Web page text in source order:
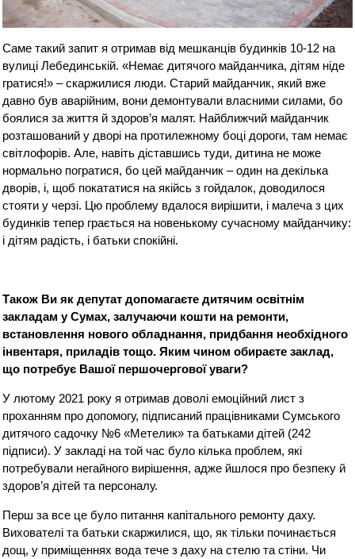
Саме такий запит я отримав від мешканців будинків 10-12 на
вулиці Лебединській. «Немає дитячого майданчика, дітям ніде
гратися!» – скаржилися люди. Старий майданчик, який вже
давно був аварійним, вони демонтували власними силами, бо
боялися за життя й здоров’я малят. Найближчий майданчик
розташований у дворі на протилежному боці дороги, там немає
світлофорів. Але, навіть діставшись туди, дитина не може
нормально погратися, бо цей майданчик – один на декілька
дворів, і, щоб покататися на якійсь з гойдалок, доводилося
стояти у черзі. Цю проблему вдалося вирішити, і малеча з цих
будинків тепер грається на новенькому сучасному майданчику:
і дітям радість, і батьки спокійні.
Також Ви як депутат допомагаєте дитячим освітнім
закладам у Сумах, залучаючи кошти на ремонти,
встановлення нового обладнання, придбання необхідного
інвентаря, приладів тощо. Яким чином обираєте заклад,
що потребує Вашої першочергової уваги?
У лютому 2021 року я отримав доволі емоційний лист з
проханням про допомогу, підписаний працівниками Сумського
дитячого садочку №6 «Метелик» та батьками дітей (242
підписи). У закладі на той час було кілька проблем, які
потребували негайного вирішення, адже йшлося про безпеку й
здоров’я дітей та персоналу.
Перш за все це було питання капітального ремонту даху.
Вихователі та батьки скаржилися, що, як тільки починається
дощ, у приміщеннях вода тече з даху на стелю та стіни. Чи